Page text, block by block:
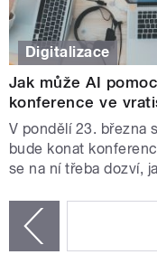
Digitalizace
Jak může AI
konference ve
V pondělí 23. března
bude konat
se na ní třeba dozví,